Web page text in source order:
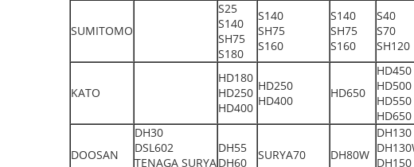
SUMITOMO
S25
S140
SH75
S180
S140
SH75
S160
S140
SH75
S160
S40
S70
SH120
KATO
HD180
HD250
HD400
HD250
HD400
HD650
HD450
HD500
HD550
HD650
DOOSAN
DH30
DSL602
TENAGA SURYA
DH55
DH60
SURYA70 DH80W
DH130
DH150